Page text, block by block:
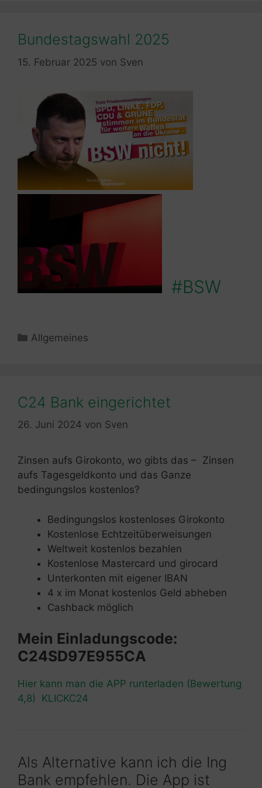
Bundestagswahl 2025
15. Februar 2025 von Sven
#BSW
Kategorien
Allgemeines
C24 Bank eingerichtet
26. Juni 2024 von Sven
Zinsen aufs Girokonto, wo gibts das – Zinsen
aufs Tagesgeldkonto und das Ganze
bedingungslos kostenlos?
Bedingungslos kostenloses Girokonto
Kostenlose Echtzeitüberweisungen
Weltweit kostenlos bezahlen
Kostenlose Mastercard und girocard
Unterkonten mit eigener IBAN
4 x im Monat kostenlos Geld abheben
Cashback möglich
Mein Einladungscode:
C24SD97E955CA
Hier kann man die APP runterladen (Bewertung
4,8) KLICKC24
Als Alternative kann ich die Ing
Bank empfehlen. Die App ist